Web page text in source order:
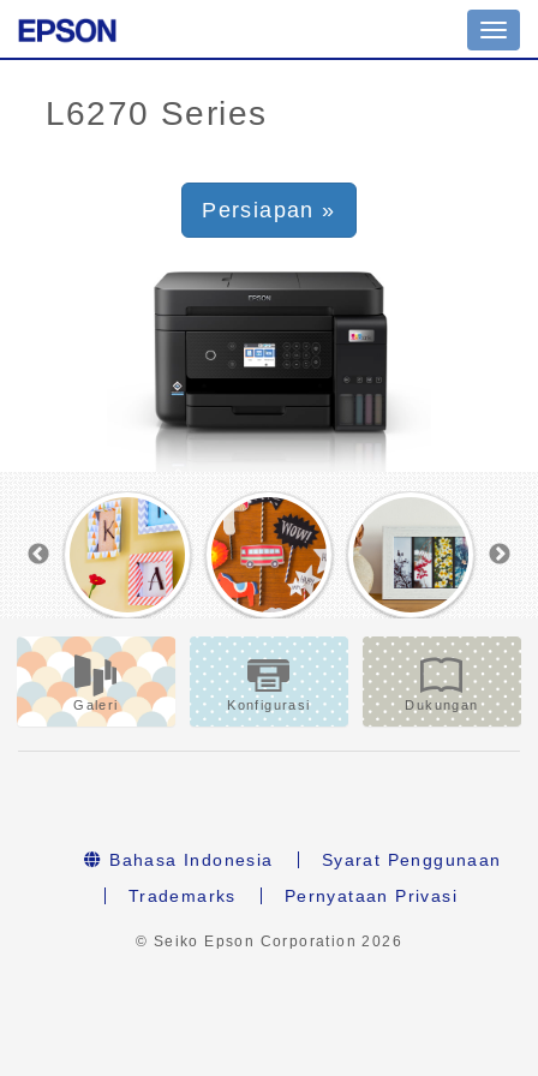
Persiapan »
Galeri Konfigurasi Dukungan
Bahasa Indonesia
Syarat Penggunaan
Trademarks
Pernyataan Privasi
© Seiko Epson Corporation2026